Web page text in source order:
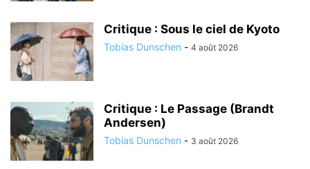
Critique : Sous le ciel de Kyoto
Tobias Dunschen - 4 août 2026
Critique : Le Passage (Brandt
Andersen)
Tobias Dunschen - 3 août 2026